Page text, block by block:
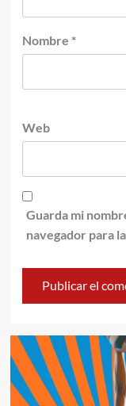
Nombre *
Web
Guarda mi
navegador para